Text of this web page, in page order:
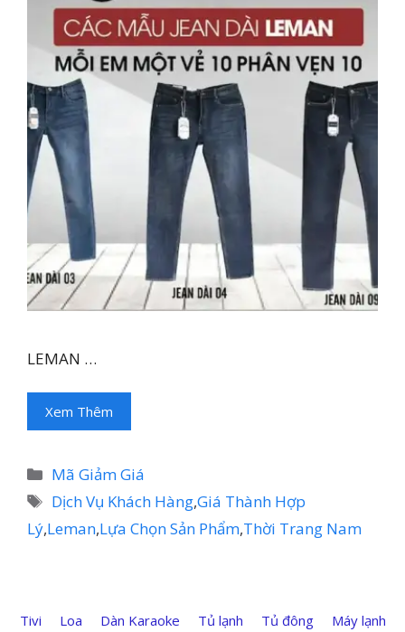
LEMAN …
Xem Thêm
Danh
mục
Mã Giảm Giá
Thẻ
Dịch Vụ Khách Hàng,Giá Thành Hợp
Lý,Leman,Lựa Chọn Sản Phẩm,Thời Trang Nam
Tivi Loa Dàn Karaoke Tủ lạnh Tủ đông
Máy lạnh